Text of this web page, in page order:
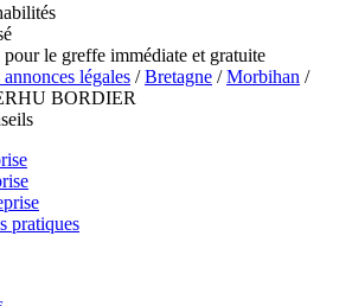
le greffe immédiate et gratuite
légales /Bretagne /Morbihan /
BORDIER
pratiques